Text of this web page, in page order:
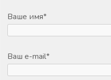
Ваше имя*
Ваш e-mail*